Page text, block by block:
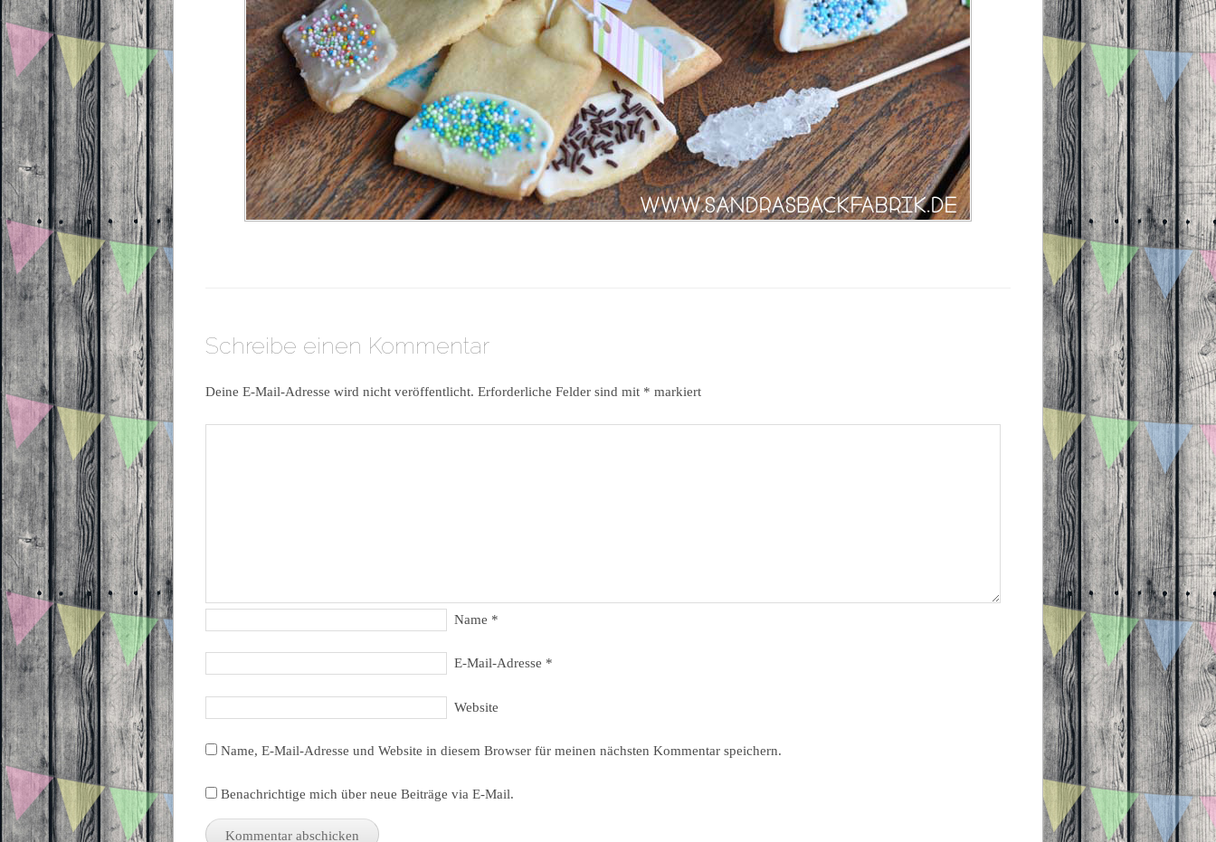
Schreibe einen Kommentar
Deine E-Mail-Adresse wird nicht veröffentlicht. Erforderliche Felder sind mit * markiert
Name *
E-Mail-Adresse *
Website
Name, E-Mail-Adresse und Website in diesem Browser für meinen nächsten Kommentar speichern.
Benachrichtige mich über neue Beiträge via E-Mail.